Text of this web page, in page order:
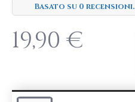
Basato su 0 recensioni.
19,90 €